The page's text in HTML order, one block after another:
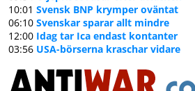
10:01 Svensk BNP krymper oväntat
06:10 Svenskar sparar allt mindre
12:00 Idag tar Ica endast kontanter
03:56 USA-börserna kraschar vidare